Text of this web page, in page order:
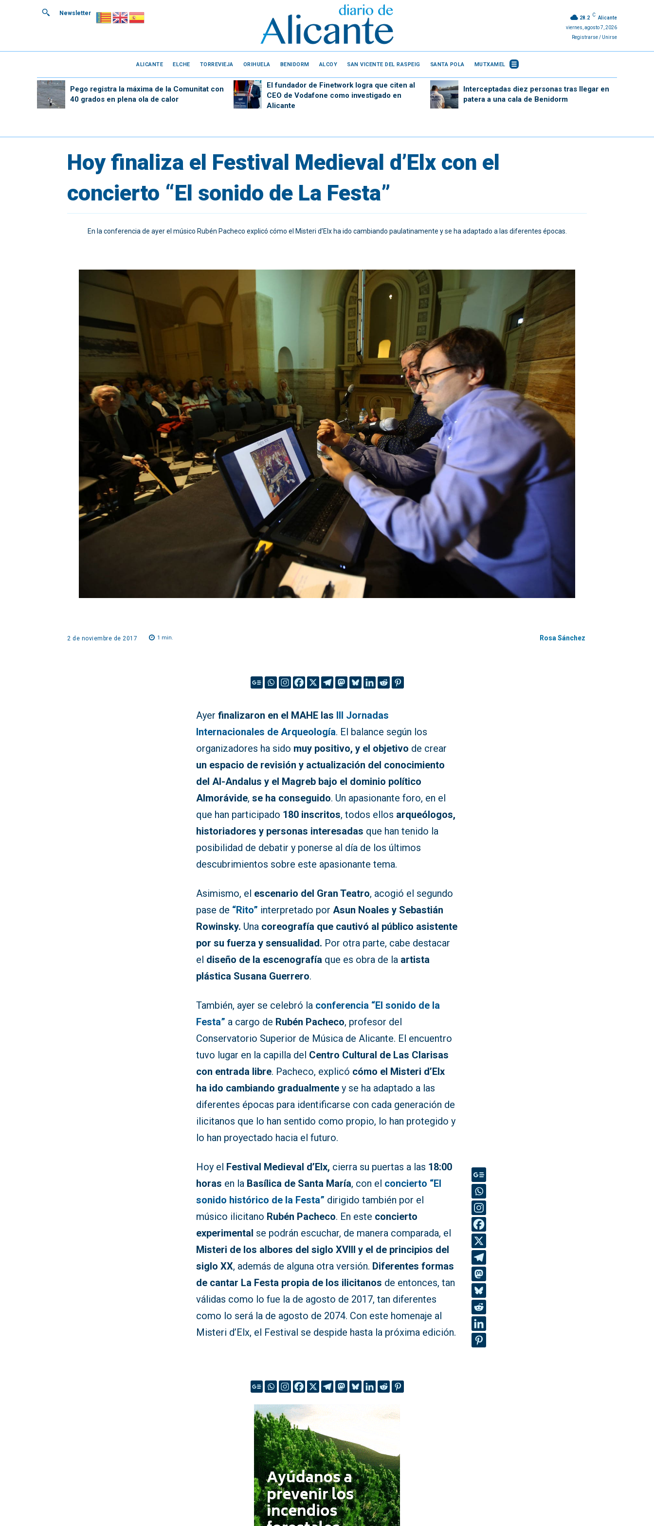
Newsletter
28.2
C
Alicante
viernes, agosto 7, 2026
Registrarse / Unirse
ALICANTE ELCHE TORREVIEJA ORIHUELA BENIDORM ALCOY SAN VICENTE DEL RASPEIG SANTA POLA MUTXAMEL
Pego registra la máxima de la Comunitat con
40 grados en plena ola de calor
El fundador de Finetwork logra que citen al
CEO de Vodafone como investigado en
Alicante
Interceptadas diez personas tras llegar en
patera a una cala de Benidorm
Hoy finaliza el Festival Medieval d’Elx con el
concierto “El sonido de La Festa”
En la conferencia de ayer el músico Rubén Pacheco explicó cómo el Misteri d’Elx ha ido cambiando paulatinamente y se ha adaptado a las diferentes épocas.
2 de noviembre de 2017 1 min. Rosa Sánchez
Ayerfinalizaron en el MAHE las III Jornadas
Internacionales de Arqueología. El balance según los
organizadores ha sido muy positivo, y el objetivo de crear
un espacio de revisión y actualización del conocimiento
del Al-Andalus y el Magreb bajo el dominio político
Almorávide,se ha conseguido. Un apasionante foro, en el
que han participado 180 inscritos, todos ellos arqueólogos,
historiadores y personas interesadas que han tenido la
posibilidad de debatir y ponerse al día de los últimos
descubrimientos sobre este apasionante tema.
Asimismo, el escenario del Gran Teatro, acogió el segundo
pase de “Rito” interpretado porAsun Noales y Sebastián
Rowinsky. Una coreografía que cautivó al público asistente
por su fuerza y sensualidad. Por otra parte, cabe destacar
el diseño de la escenografía que es obra de la artista
plástica Susana Guerrero.
También, ayer se celebró la conferencia “El sonido de la
Festa” a cargo de Rubén Pacheco, profesor del
Conservatorio Superior de Música de Alicante. El encuentro
tuvo lugar en la capilla del Centro Cultural de Las Clarisas
con entrada libre. Pacheco, explicó cómo el Misteri d’Elx
ha ido cambiando gradualmente y se ha adaptado a las
diferentes épocas para identificarse con cada generación de
ilicitanos que lo han sentido como propio, lo han protegido y
lo han proyectado hacia el futuro.
Hoy el Festival Medieval d’Elx, cierra su puertas a las 18:00
horas en la Basílica de Santa María, con el concierto “El
sonido histórico de la Festa” dirigido también por el
músico ilicitano Rubén Pacheco. En este concierto
experimental se podrán escuchar, de manera comparada, el
Misteri de los albores del siglo XVIII y el de principios del
siglo XX, además de alguna otra versión. Diferentes formas
de cantar La Festa propia de los ilicitanos de entonces, tan
válidas como lo fue la de agosto de 2017, tan diferentes
como lo será la de agosto de 2074. Con este homenaje al
Misteri d’Elx, el Festival se despide hasta la próxima edición.